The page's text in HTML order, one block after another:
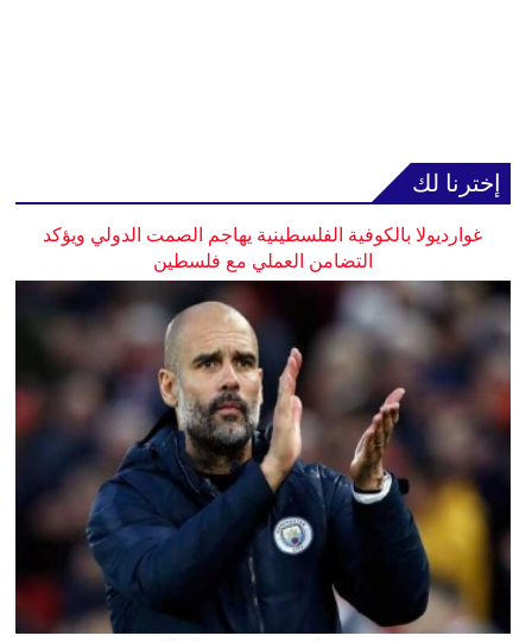
إخترنا لك
غوارديولا بالكوفية الفلسطينية يهاجم الصمت الدولي ويؤكد
التضامن العملي مع فلسطين